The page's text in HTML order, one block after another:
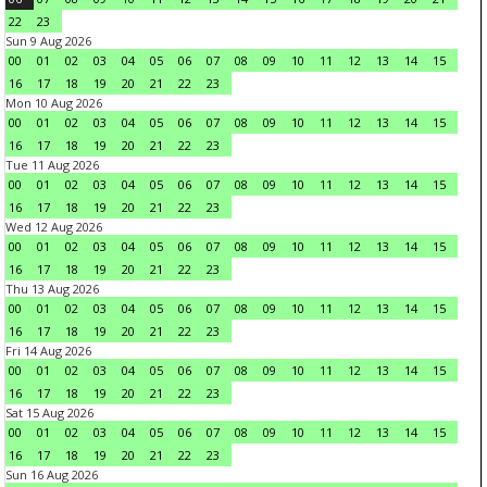
22
23
Sun 9 Aug 2026
00
01 02 03 04 05 06 07 08 09 10 11 12 13 14
15
16
17 18 19 20 21 22
23
Mon 10 Aug 2026
00
01 02 03 04 05 06 07 08 09 10 11 12 13 14
15
16
17 18 19 20 21 22
23
Tue 11 Aug 2026
00
01 02 03 04 05 06 07 08 09 10 11 12 13 14
15
16
17 18 19 20 21 22
23
Wed 12 Aug 2026
00
01 02 03 04 05 06 07 08 09 10 11 12 13 14
15
16
17 18 19 20 21 22
23
Thu 13 Aug 2026
00
01 02 03 04 05 06 07 08 09 10 11 12 13 14
15
16
17 18 19 20 21 22
23
Fri 14 Aug 2026
00
01 02 03 04 05 06 07 08 09 10 11 12 13 14
15
16
17 18 19 20 21 22
23
Sat 15 Aug 2026
00
01 02 03 04 05 06 07 08 09 10 11 12 13 14
15
16
17 18 19 20 21 22
23
Sun 16 Aug 2026